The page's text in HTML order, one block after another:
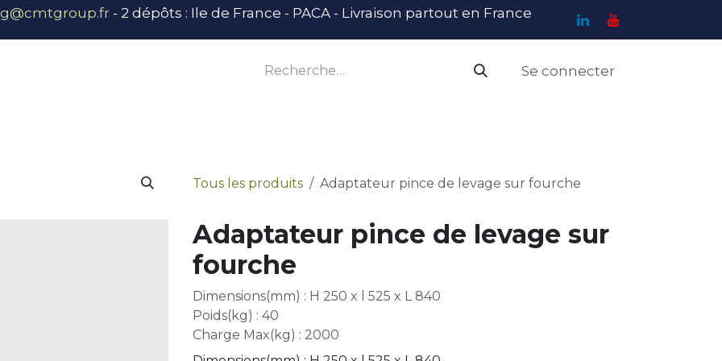
- 2 dépôts : Ile de France - PACA - Livraison partout en France
Se connecter
Tous les produits Adaptateur pince de levage sur fourche
Adaptateur pince de levage sur
fourche
Dimensions(mm) : H 250 x l 525 x L 840
Poids(kg) : 40
Charge Max(kg) : 2000